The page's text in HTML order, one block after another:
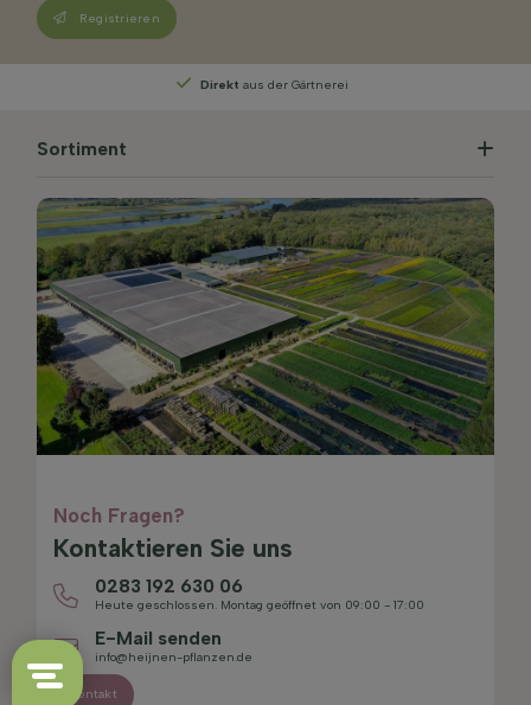
Registrieren
Persönliche Beratungvon unseren Experten
Sortiment
Noch Fragen?
Kontaktieren Sie uns
0283 192 630 06
Heute geschlossen. Montag geöffnet von 09:00 - 17:00
E-Mail senden
info@heijnen-pflanzen.de
Kontakt